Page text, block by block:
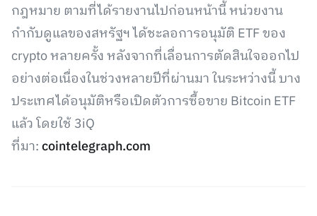
กฎหมาย ตามที่ได้รายงานไปก่อนหน้านี้ หน่วยงาน
กำกับดูแลของสหรัฐฯ ได้ชะลอการอนุมัติ ETF ของ
crypto หลายครั้ง หลังจากที่เลื่อนการตัดสินใจออกไป
อย่างต่อเนื่องในช่วงหลายปีที่ผ่านมา ในระหว่างนี้ บาง
ประเทศได้อนุมัติหรือเปิดตัวการซื้อขาย Bitcoin ETF
แล้ว โดยใช้ 3iQ
ที่มา:cointelegraph.com